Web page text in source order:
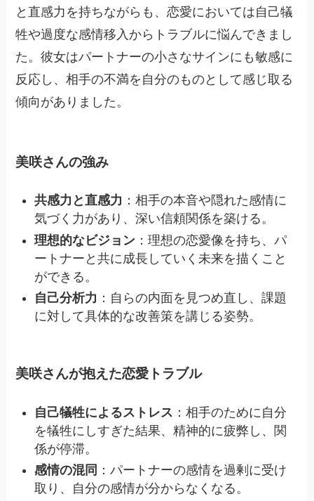
と直感力を持ちながらも、恋愛においては自己犠
牲や過度な感情移入からトラブルに悩んできまし
た。彼女はパートナーの小さなサインにも敏感に
反応し、相手の不満を自分のものとして感じ取る
傾向がありました。
美咲さんの強み
共感力と直感力 ：相手の本音や隠れた感情に
気づく力があり、深い信頼関係を築ける。
理想的なビジョン ：理想の恋愛像を持ち、パ
ートナーと共に成長していく未来を描くこと
ができる。
自己分析力 ：自らの内面を見つめ直し、課題
に対して具体的な改善策を講じる姿勢。
美咲さんが抱えた恋愛トラブル
自己犠牲によるストレス ：相手のために自分
を犠牲にしすぎた結果、精神的に疲弊し、関
係が停滞。
感情の混同 ：パートナーの感情を過剰に受け
取り、自分の感情が分からなくなる。